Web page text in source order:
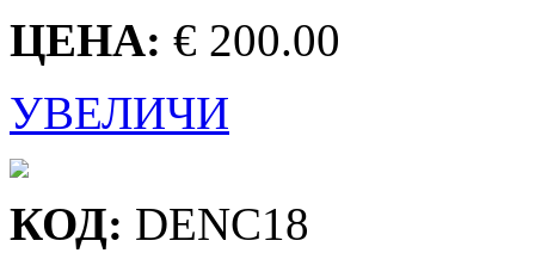
ЦЕНА: € 200.00
УВЕЛИЧИ
КОД: DENC18